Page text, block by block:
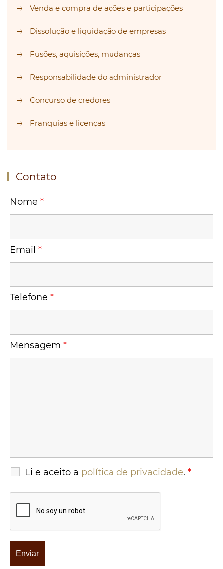
Venda e compra de ações e participações
Dissolução e liquidação de empresas
Fusões, aquisições, mudanças
Responsabilidade do administrador
Concurso de credores
Franquias e licenças
Contato
Nome *
Email *
Telefone *
Mensagem *
Li e aceito a política de privacidade. *